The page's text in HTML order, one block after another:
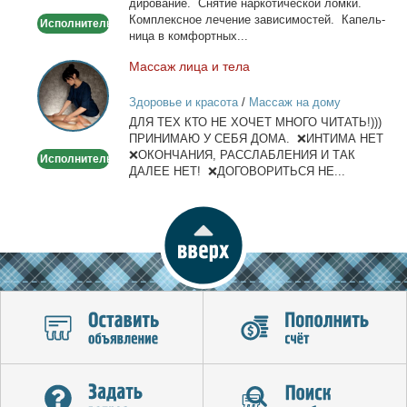
Исполнитель
ди­ро­ва­ние. Сня­тие нар­ко­ти­че­ской лом­ки.
Ком­плекс­ное ле­че­ние за­ви­си­мо­стей. Ка­пель­
ни­ца в ком­форт­ных...
Массаж
лица
и
тела
Исполнитель
Мас­саж ли­ца и те­ла
Здоровье и красота/ Массаж на дому
ДЛЯ ТЕХ КТО НЕ ХОЧЕТ МНОГО ЧИТАТЬ!)))
ПРИНИМАЮ У СЕБЯ ДОМА. ❌ИНТИМА НЕТ
❌ОКОНЧАНИЯ, РАССЛАБЛЕНИЯ И ТАК
ДАЛЕЕ НЕТ! ❌ДОГОВОРИТЬСЯ НЕ...